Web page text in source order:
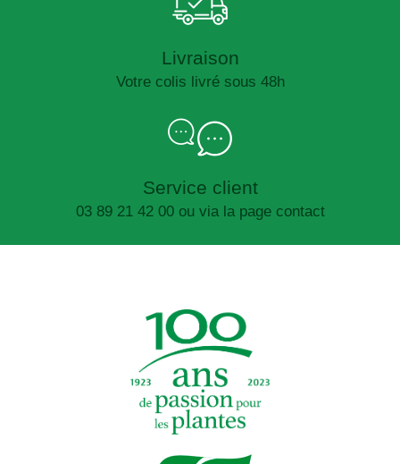
Livraison
Votre colis livré sous 48h
Service client
03 89 21 42 00 ou via la page contact